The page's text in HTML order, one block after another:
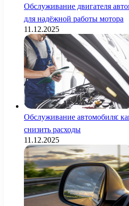
Обслуживание двигателя
для надёжной работы мотора
11.12.2025
Обслуживание автомобиля:
снизить расходы
11.12.2025